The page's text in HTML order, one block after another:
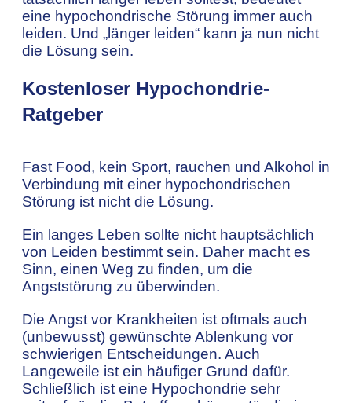
eine hypochondrische Störung immer auch
leiden. Und „länger leiden“ kann ja nun nicht
die Lösung sein.
Kostenloser Hypochondrie-
Ratgeber
Fast Food, kein Sport, rauchen und Alkohol in
Verbindung mit einer hypochondrischen
Störung ist nicht die Lösung.
Ein langes Leben sollte nicht hauptsächlich
von Leiden bestimmt sein. Daher macht es
Sinn, einen Weg zu finden, um die
Angststörung zu überwinden.
Die Angst vor Krankheiten ist oftmals auch
(unbewusst) gewünschte Ablenkung vor
schwierigen Entscheidungen. Auch
Langeweile ist ein häufiger Grund dafür.
Schließlich ist eine Hypochondrie sehr